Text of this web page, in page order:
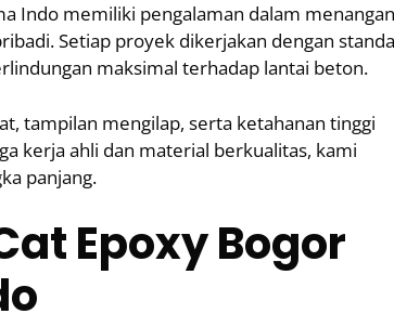
Indo memiliki pengalaman dalam
Setiap proyek dikerjakan dengan
maksimal terhadap lantai beton.
tampilan mengilap, serta ketahanan tinggi
kerja ahli dan material berkualitas, kami
panjang.
Epoxy Bogor